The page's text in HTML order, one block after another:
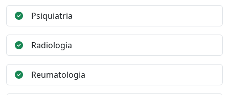
Psiquiatria
Radiologia
Reumatologia